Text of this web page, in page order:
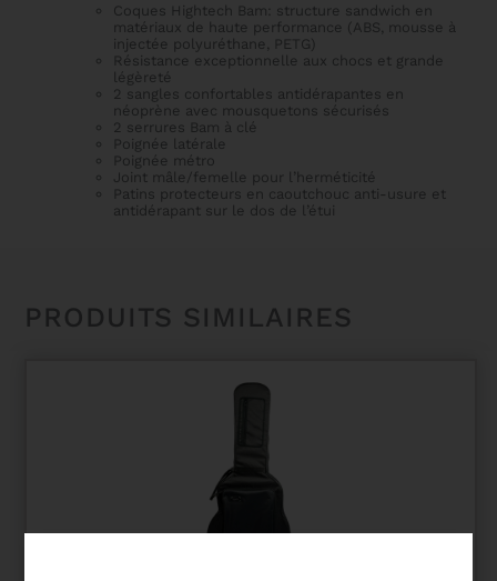
Coques Hightech Bam: structure sandwich en
matériaux de haute performance (ABS, mousse à
injectée polyuréthane, PETG)
Résistance exceptionnelle aux chocs et grande
légèreté
2 sangles confortables antidérapantes en
néoprène avec mousquetons sécurisés
2 serrures Bam à clé
Poignée latérale
Poignée métro
Joint mâle/femelle pour l’herméticité
Patins protecteurs en caoutchouc anti-usure et
antidérapant sur le dos de l’étui
PRODUITS SIMILAIRES